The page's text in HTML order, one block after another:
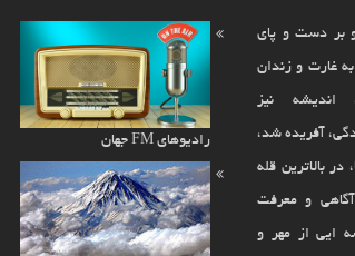
بر دست و پای
غارت و زندان
اندیشه نیز
آفریده شد،
در بالاترین قله
و معرفت
ایی از مهر و
رادیوهای FM جهان